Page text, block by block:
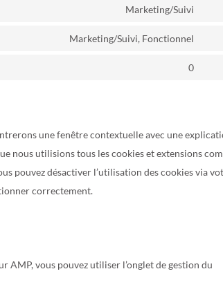
Marketing/Suivi
Marketing/Suivi, Fonctionnel
0
une fenêtre contextuelle avec une
nous utilisions tous les cookies et extensions
pouvez désactiver l’utilisation des cookies via
correctement.
AMP, vous pouvez utiliser l’onglet de gestion du